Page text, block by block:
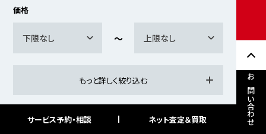
お問い合わせ
価格
下限なし 上限なし
もっと詳しく絞り込む
検索
サービス予約・相談 ネット査定＆買取